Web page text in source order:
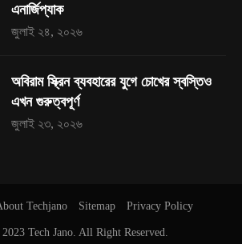
এনার্জিপ্যাক
জুলাই ২৪, ২০২৬
অবিরাম স্ক্রিন ব্যবহারের যুগে চোখের স্বস্তিও
এখন গুরুত্বপূর্ণ
জুলাই ২৩, ২০২৬
Techjano Sitemap Privacy Policy
Tech Jano. All Right Reserved.